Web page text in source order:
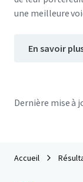
une meilleure
En savoir
Dernière mise à
Accueil